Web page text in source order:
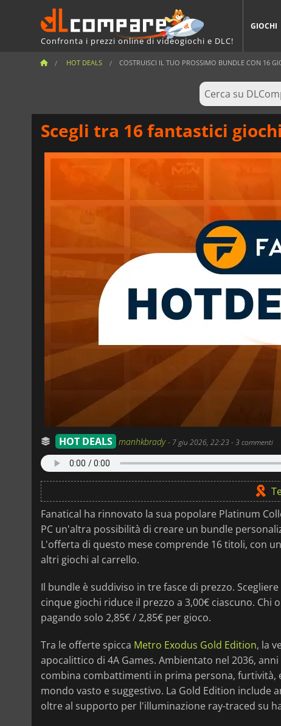
Confronta i prezzi online di videogiochi e DLC!
GIOCHI
HOT DEALS COSTRUISCI IL TUO PROSSIMO BUNDLE CON 16
Scegli tra 16 fantastici
HOT DEALS manhkbrady- 7 giu 2026, 22:23- 3 commenti
Fanatical ha rinnovato la sua popolare Platinum
PC un'altra possibilità di creare un bundle
L'offerta di questo mese comprende 16 titoli, con
altri giochi al carrello.
Il bundle è suddiviso in tre fasce di prezzo.
cinque giochi riduce il prezzo a 3,00€ ciascuno.
pagando solo 2,85€ / 2,85€ per gioco.
Tra le offerte spicca Metro Exodus Gold Edition, la
apocalittico di 4A Games. Ambientato nel 2036,
combina combattimenti in prima persona, furtività,
mondo vasto e suggestivo. La Gold Edition include
oltre al supporto per l'illuminazione ray-traced su